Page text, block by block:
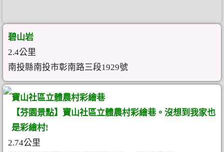
碧山岩
2.4公里
南投縣南投市彰南路三段1929號
寶山社區立體農村彩繪巷
【芬園景點】寶山社區立體農村彩繪巷。沒想到我家也
是彩繪村!
2.74公里